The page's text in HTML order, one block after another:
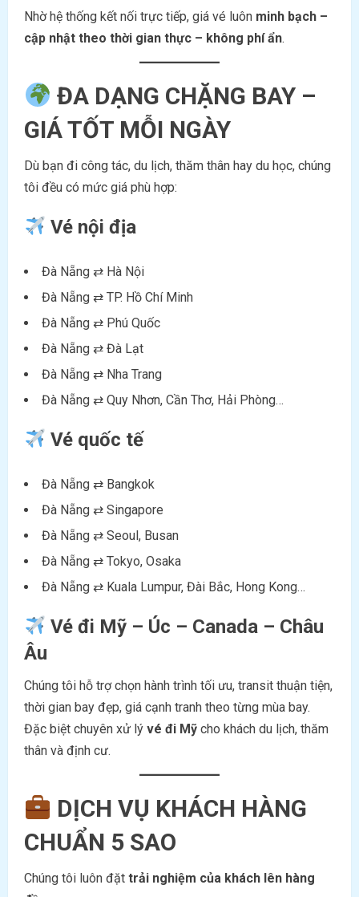
Nhờ hệ thống kết nối trực tiếp, giá vé luôn minh bạch –
cập nhật theo thời gian thực – không phí ẩn.
ĐA DẠNG CHẶNG BAY –
GIÁ TỐT MỖI NGÀY
Dù bạn đi công tác, du lịch, thăm thân hay du học, chúng
tôi đều có mức giá phù hợp:
Vé nội địa
Đà Nẵng ⇄ Hà Nội
Đà Nẵng ⇄ TP. Hồ Chí Minh
Đà Nẵng ⇄ Phú Quốc
Đà Nẵng ⇄ Đà Lạt
Đà Nẵng ⇄ Nha Trang
Đà Nẵng ⇄ Quy Nhơn, Cần Thơ, Hải Phòng…
Vé quốc tế
Đà Nẵng ⇄ Bangkok
Đà Nẵng ⇄ Singapore
Đà Nẵng ⇄ Seoul, Busan
Đà Nẵng ⇄ Tokyo, Osaka
Đà Nẵng ⇄ Kuala Lumpur, Đài Bắc, Hong Kong…
Vé đi Mỹ – Úc – Canada – Châu
Âu
Chúng tôi hỗ trợ chọn hành trình tối ưu, transit thuận tiện,
thời gian bay đẹp, giá cạnh tranh theo từng mùa bay.
Đặc biệt chuyên xử lý vé đi Mỹ cho khách du lịch, thăm
thân và định cư.
DỊCH VỤ KHÁCH HÀNG
CHUẨN 5 SAO
Chúng tôi luôn đặt trải nghiệm của khách lên hàng